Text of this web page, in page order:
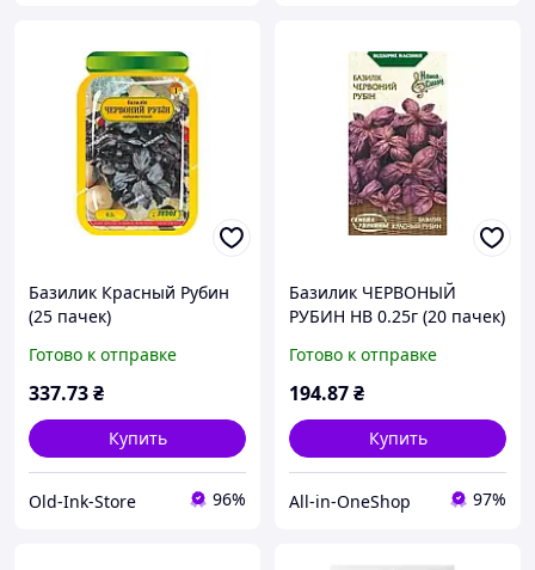
Базилик Красный Рубин
(25 пачек)
SEDOS
Готово к отправке
337.73₴
Купить
Old-Ink-Store 96%
Базилик ЧЕРВОНЫЙ
РУБИН НВ 0.25г (20 пачек)
Готово к отправке
194.87₴
Купить
All-in-OneShop 97%